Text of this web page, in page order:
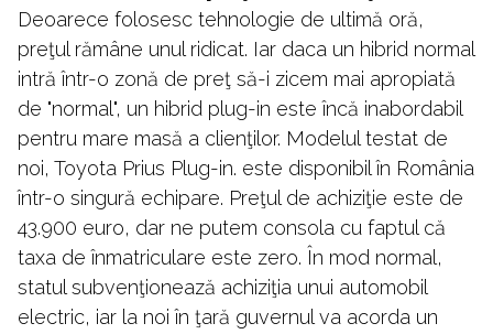
Deoarece folosesc tehnologie de ultimă oră,
preţul rămâne unul ridicat. Iar daca un hibrid normal
intră într-o zonă de preţ să-i zicem mai apropiată
de "normal", un hibrid plug-in este încă inabordabil
pentru mare masă a clienţilor. Modelul testat de
noi, Toyota Prius Plug-in. este disponibil în România
într-o singură echipare. Preţul de achiziţie este de
43.900 euro, dar ne putem consola cu faptul că
taxa de înmatriculare este zero. În mod normal,
statul subvenţionează achiziţia unui automobil
electric, iar la noi în ţară guvernul va acorda un